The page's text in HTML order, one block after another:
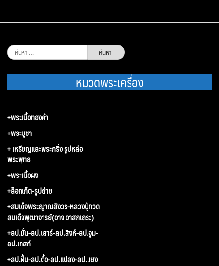
ค้นหา
สำหรับ:
หมวดพระเครื่อง
+พระเนื้อทองคำ
+พระบูชา
+ เหรียญและพระกริ่ง รูปหล่อ
พระพุทธ
+พระเนื้อผง
+ล็อกเก็ต-รูปถ่าย
+สมเด็จพระญาณสังวร-หลวงปู่ทวด
สมเด็จพุฒาจารย์(อาจ อาสภเถระ)
+ลป.มั่น-ลป.เสาร์-ลป.สิงห์-ลป.จูม-
ลป.เทสก์
+ลป.ฝั้น-ลป.ตื้อ-ลป.แปลง-ลป.แยง